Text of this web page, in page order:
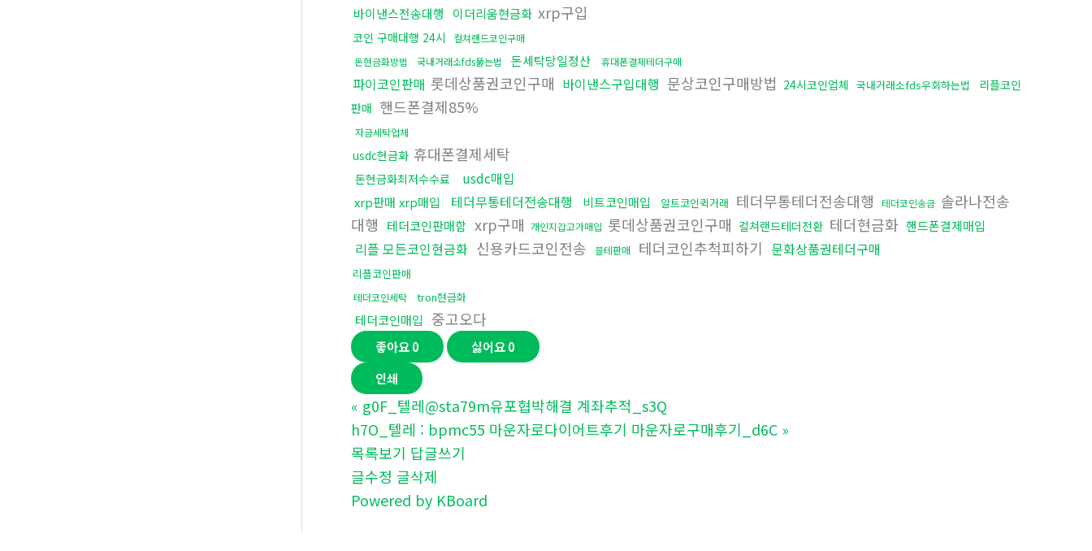
바이낸스전송대행 이더리움현금화 xrp구입
코인 구매대행 24시
컬쳐랜드코인구매
돈현금화방법
국내거래소fds뚫는법 돈세탁당일정산 휴대폰결제테더구매
파이코인판매 롯데상품권코인구매 바이낸스구입대행 문상코인구매방법 24시코인업체 국내거래소fds우회하는법
리플코인
판매 핸드폰결제85%
자금세탁업체
usdc현금화 휴대폰결제세탁
돈현금화최저수수료 usdc매입
xrp판매 xrp매입 테더무통테더전송대행 비트코인매입 알트코인퀵거래 테더무통테더전송대행 테더코인송금 솔라나전송
대행
테더코인판매함 xrp구매 개인지갑고가매입 롯데상품권코인구매 컬쳐랜드테더전환 테더현금화 핸드폰결제매입
리플 모든코인현금화 신용카드코인전송 블테판매 테더코인추척피하기 문화상품권테더구매
리플코인판매
테더코인세탁 tron현금화
테더코인매입 중고오다
좋아요0 싫어요0
인쇄
« g0F_텔레@sta79m유포협박해결 계좌추적_s3Q
h7O_텔레 : bpmc55 마운자로다이어트후기 마운자로구매후기_d6C »
목록보기 답글쓰기
글수정 글삭제
Powered by KBoard